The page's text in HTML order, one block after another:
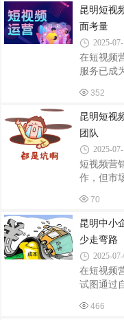
狼”一些
资源和强
建立紧密
扶持。企
作过程中
所谓的资
和能力为
昆明短视
面考量
2025-
在短视频
服务已成
不等，其
业特性等
短视频代
伴。一、
分水岭代
餐通常包
格在
而定制化
352
昆明短视
团队
2025-
短视频营
作，但市
商。一、
代运营公
客户，实
粉”充数
细，明确
的成本占
验案例真
市成功案
70
昆明中小
少走弯路
2025-
在短视频
试图通过
往往超出
466